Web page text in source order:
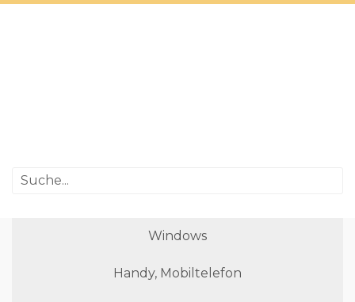
Windows
Handy, Mobiltelefon